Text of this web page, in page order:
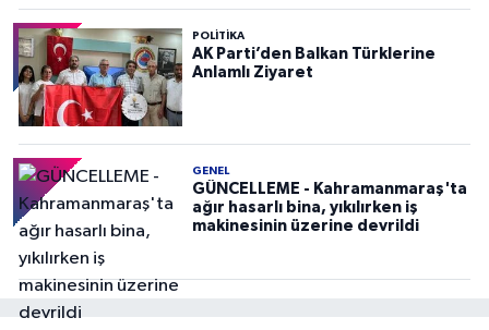
POLITIKA
AK Parti’den Balkan Türklerine
Anlamlı Ziyaret
GENEL
GÜNCELLEME - Kahramanmaraş'ta
ağır hasarlı bina, yıkılırken iş
makinesinin üzerine devrildi